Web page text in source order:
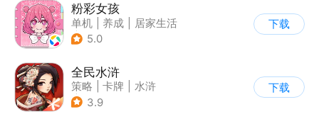
粉彩女孩
单机 养成
居家生活
| 女性向
5.0
下载
全民水浒
策略 卡牌
水浒
| 中国风
3.9
下载